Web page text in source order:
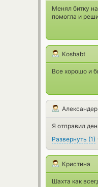
Менял битку
помогла и
Koshabt
Все хорошо и
Александер
Я отправил
Развернуть (1)
Кристина
Шахта как